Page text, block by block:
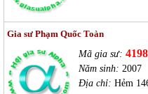
Gia sư Phạm Quốc Toàn
Mã gia sư:
Năm sinh: 2007
Địa chỉ: Hẻm